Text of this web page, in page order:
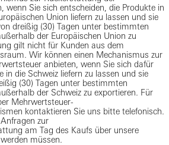
wenn Sie sich entscheiden, die Produkte in
Union liefern zu lassen und sie
dreißig (30) Tagen unter bestimmten
der Europäischen Union zu
gilt nicht für Kunden aus dem
Wir können einen Mechanismus zur
anbieten, wenn Sie sich dafür
in die Schweiz liefern zu lassen und sie
(30) Tagen unter bestimmten
der Schweiz zu exportieren. Für
Mehrwertsteuer-
kontaktieren Sie uns bitte telefonisch.
zur
am Tag des Kaufs über unsere
müssen.